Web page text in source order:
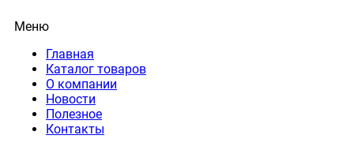
Меню
Главная
Каталог товаров
О компании
Новости
Полезное
Контакты